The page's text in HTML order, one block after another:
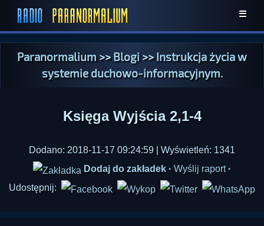
☰
Paranormalium>>Blogi>>Instrukcja życia w
systemie duchowo-informacyjnym.
Księga Wyjścia 2,1-4
Dodano: 2018-11-17 09:24:59 | Wyświetleń: 1341
Dodaj do zakładek · Wyślij raport ·
Udostępnij: